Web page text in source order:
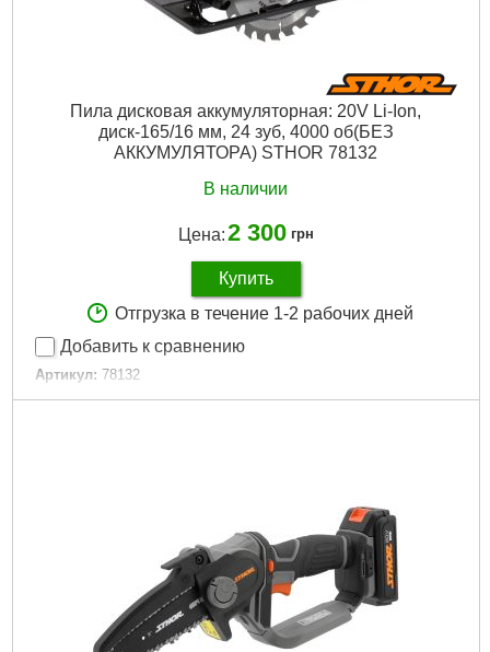
Пила дисковая аккумуляторная: 20V Li-Ion,
диск-165/16 мм, 24 зуб, 4000 об(БЕЗ
АККУМУЛЯТОРА) STHOR 78132
В наличии
Цена:2 300 грн
Купить
Отгрузка в течение 1-2 рабочих дней
Добавить к сравнению
Артикул: 78132
Код товара: 29.60.64